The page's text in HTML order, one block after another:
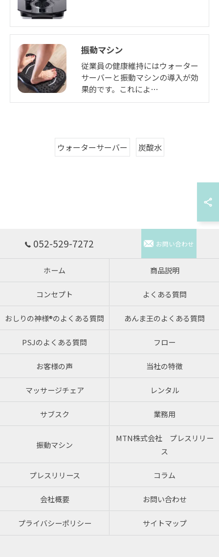
振動マシン
従業員の健康維持にはウォーター
サーバーと振動マシンの導入が効
果的です。これによ…
ウォーターサーバー 炭酸水
052-529-7272 お問い合わせ
ホーム 商品説明
コンセプト よくある質問
おしりの神様®のよくある質問 あんま王のよくある質問
PSJのよくある質問 フロー
お客様の声 当社の特徴
マッサージチェア レンタル
サブスク 業務用
振動マシン
MTN株式会社 プレスリリー
ス
プレスリリース コラム
会社概要 お問い合わせ
プライバシーポリシー サイトマップ